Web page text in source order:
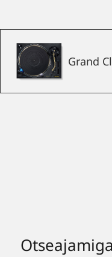
Grand